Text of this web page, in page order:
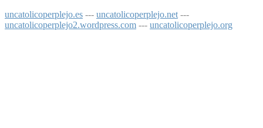
uncatolicoperplejo.es --- uncatolicoperplejo.net ---
uncatolicoperplejo2.wordpress.com --- uncatolicoperplejo.org